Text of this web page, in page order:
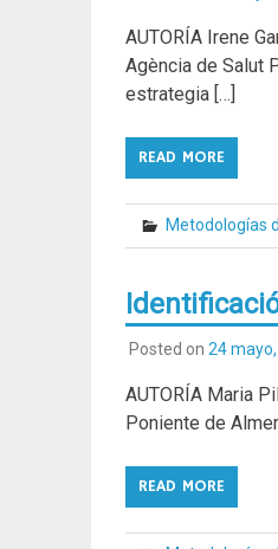
AUTORÍA Irene
Agència de Salut
estrategia […]
READ MORE
Metodologías
Posted on 24
AUTORÍA Maria
Poniente de
READ MORE